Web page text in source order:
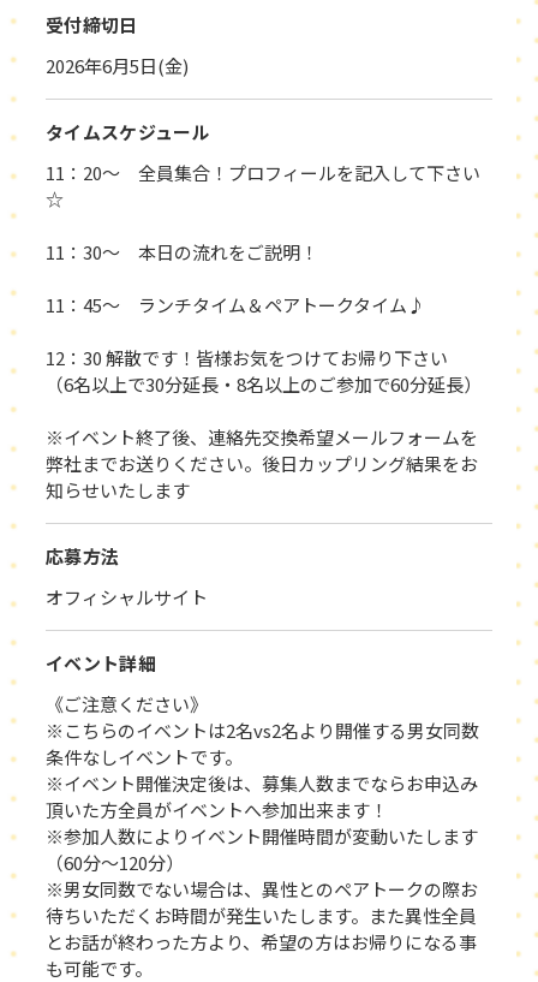
受付締切日
2026年6月5日(金)
タイムスケジュール
11：20～ 全員集合！プロフィールを記入して下さい
☆
11：30～ 本日の流れをご説明！
11：45～ ランチタイム＆ペアトークタイム♪
12：30 解散です！皆様お気をつけてお帰り下さい
（6名以上で30分延長・8名以上のご参加で60分延長）
※イベント終了後、連絡先交換希望メールフォームを
弊社までお送りください。後日カップリング結果をお
知らせいたします
応募方法
オフィシャルサイト
イベント詳細
《ご注意ください》
※こちらのイベントは2名vs2名より開催する男女同数
条件なしイベントです。
※イベント開催決定後は、募集人数までならお申込み
頂いた方全員がイベントへ参加出来ます！
※参加人数によりイベント開催時間が変動いたします
（60分～120分）
※男女同数でない場合は、異性とのペアトークの際お
待ちいただくお時間が発生いたします。また異性全員
とお話が終わった方より、希望の方はお帰りになる事
も可能です。